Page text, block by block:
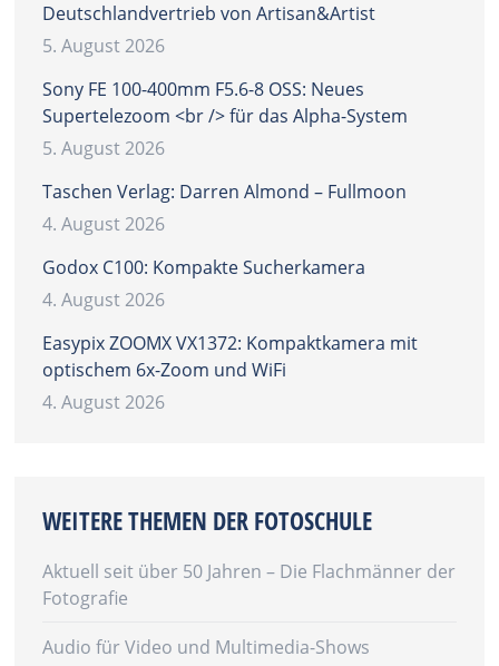
Deutschlandvertrieb von Artisan&Artist
5. August 2026
Sony FE 100-400mm F5.6-8 OSS: Neues
Supertelezoom <br /> für das Alpha-System
5. August 2026
Taschen Verlag: Darren Almond – Fullmoon
4. August 2026
Godox C100: Kompakte Sucherkamera
4. August 2026
Easypix ZOOMX VX1372: Kompaktkamera mit
optischem 6x-Zoom und WiFi
4. August 2026
WEITERE THEMEN DER FOTOSCHULE
Aktuell seit über 50 Jahren – Die Flachmänner der
Fotografie
Audio für Video und Multimedia-Shows